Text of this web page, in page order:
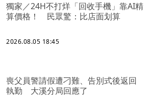
獨家／24H不打烊「回收手機」靠AI精
算價格！ 民眾驚：比店面划算
2026.08.05 18:45
喪父員警請假遭刁難、告別式後返回
執勤 大溪分局回應了